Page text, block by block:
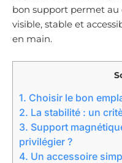
bon support permet au
visible, stable et
en main.
1. Choisir le bon
2. La stabilité : un
3. Support
privilégier ?
4. Un accessoire